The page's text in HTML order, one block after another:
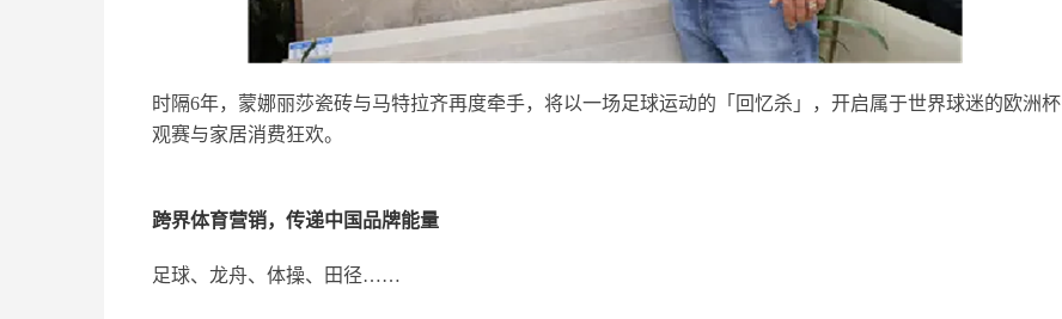
时隔6年，蒙娜丽莎瓷砖与马特拉齐再度牵手，将以一场足球运动的「回忆杀」，开启属于世界球迷的欧洲杯
观赛与家居消费狂欢。
跨界体育营销，传递中国品牌能量
足球、龙舟、体操、田径……